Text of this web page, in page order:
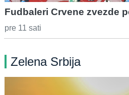
Fudbaleri Crvene zvezde
pre 11 sati
Zelena Srbija